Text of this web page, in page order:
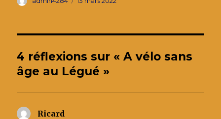
b
o
o
k
r
dI
n
er
4 réflexions sur « A vélo sans
âge au Légué »
Ricard